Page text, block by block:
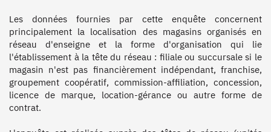
Les données fournies par cette enquête concernent
principalement la localisation des magasins organisés en
réseau d'enseigne et la forme d'organisation qui lie
l'établissement à la tête du réseau : filiale ou succursale si le
magasin n'est pas financièrement indépendant, franchise,
groupement coopératif, commission-affiliation, concession,
licence de marque, location-gérance ou autre forme de
contrat.